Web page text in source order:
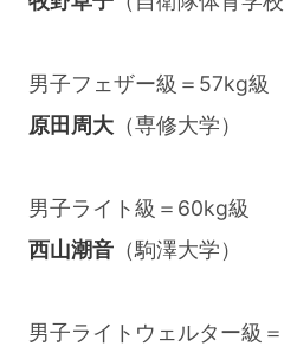
男子フェザー級＝57kg級
原田周大 （専修大学）
男子ライト級＝60kg級
西山潮音 （駒澤大学）
男子ライトウェルター級